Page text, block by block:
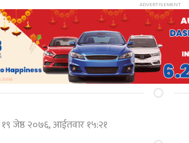
१९ जेष्ठ २०७६, आईतवार १५:२१